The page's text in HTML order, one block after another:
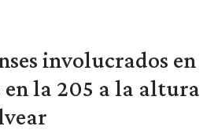
involucrados en
en la 205 a la altura